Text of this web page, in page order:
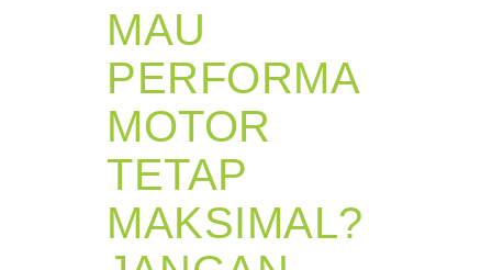
MAU
PERFORMA
MOTOR
TETAP
MAKSIMAL?